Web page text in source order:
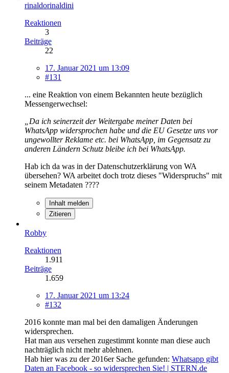
rinaldorinaldini
Reaktionen
3
Beiträge
22
17. Januar 2021 um 13:09
#131
... eine Reaktion von einem Bekannten heute bezüglich
Messengerwechsel:
„Da ich seinerzeit der Weitergabe meiner Daten bei
WhatsApp widersprochen habe und die EU Gesetze uns vor
ungewollter Reklame etc. bei WhatsApp, im Gegensatz zu
anderen Ländern Schutz bleibe ich bei WhatsApp.
Hab ich da was in der Datenschutzerklärung von WA
übersehen? WA arbeitet doch trotz dieses "Widerspruchs" mit
seinem Metadaten ????
Inhalt melden
Zitieren
Robby
Reaktionen
1.911
Beiträge
1.659
17. Januar 2021 um 13:24
#132
2016 konnte man mal bei den damaligen Änderungen
widersprechen.
Hat man aus versehen zugestimmt konnte man diese auch
nachträglich nicht mehr ablehnen.
Hab hier was zu der 2016er Sache gefunden: Whatsapp gibt
Daten an Facebook - so widersprechen Sie! | STERN.de